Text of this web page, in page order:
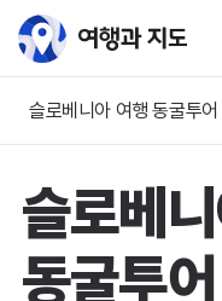
슬로베니아 여행 동굴투
슬로베
동굴투